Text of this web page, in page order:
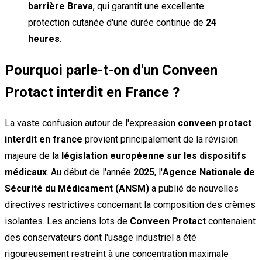
barrière Brava, qui garantit une excellente
protection cutanée d'une durée continue de 24
heures.
Pourquoi parle-t-on d'un Conveen
Protact interdit en France ?
La vaste confusion autour de l'expression conveen protact
interdit en france provient principalement de la révision
majeure de la législation européenne sur les dispositifs
médicaux. Au début de l'année 2025, l'Agence Nationale de
Sécurité du Médicament (ANSM) a publié de nouvelles
directives restrictives concernant la composition des crèmes
isolantes. Les anciens lots de Conveen Protact contenaient
des conservateurs dont l'usage industriel a été
rigoureusement restreint à une concentration maximale